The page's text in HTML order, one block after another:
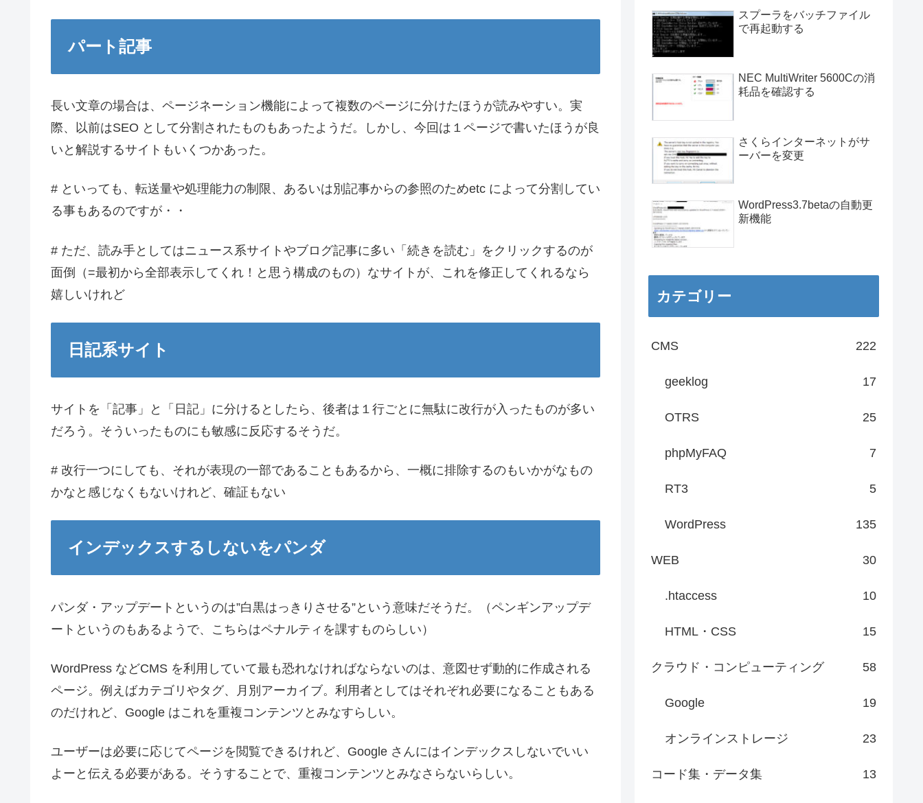
パート記事
長い文章の場合は、ページネーション機能によって複数のページに分けたほうが読みやすい。実
際、以前はSEO として分割されたものもあったようだ。しかし、今回は１ページで書いたほうが良
いと解説するサイトもいくつかあった。
# といっても、転送量や処理能力の制限、あるいは別記事からの参照のためetc によって分割してい
る事もあるのですが・・
# ただ、読み手としてはニュース系サイトやブログ記事に多い「続きを読む」をクリックするのが
面倒（=最初から全部表示してくれ！と思う構成のもの）なサイトが、これを修正してくれるなら
嬉しいけれど
日記系サイト
サイトを「記事」と「日記」に分けるとしたら、後者は１行ごとに無駄に改行が入ったものが多い
だろう。そういったものにも敏感に反応するそうだ。
# 改行一つにしても、それが表現の一部であることもあるから、一概に排除するのもいかがなもの
かなと感じなくもないけれど、確証もない
インデックスするしないをパンダ
パンダ・アップデートというのは”白黒はっきりさせる”という意味だそうだ。（ペンギンアップデ
ートというのもあるようで、こちらはペナルティを課すものらしい）
WordPress などCMS を利用していて最も恐れなければならないのは、意図せず動的に作成される
ページ。例えばカテゴリやタグ、月別アーカイブ。利用者としてはそれぞれ必要になることもある
のだけれど、Google はこれを重複コンテンツとみなすらしい。
ユーザーは必要に応じてページを閲覧できるけれど、Google さんにはインデックスしないでいい
よーと伝える必要がある。そうすることで、重複コンテンツとみなさらないらしい。
スプーラをバッチファイル
で再起動する
NEC MultiWriter 5600Cの消
耗品を確認する
さくらインターネットがサ
ーバーを変更
WordPress3.7betaの自動更
新機能
カテゴリー
CMS 222
geeklog 17
OTRS 25
phpMyFAQ 7
RT3 5
WordPress 135
WEB 30
.htaccess 10
HTML・CSS 15
クラウド・コンピューティング 58
Google 19
オンラインストレージ 23
コード集・データ集 13